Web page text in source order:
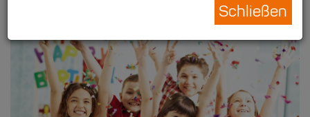
Schließen